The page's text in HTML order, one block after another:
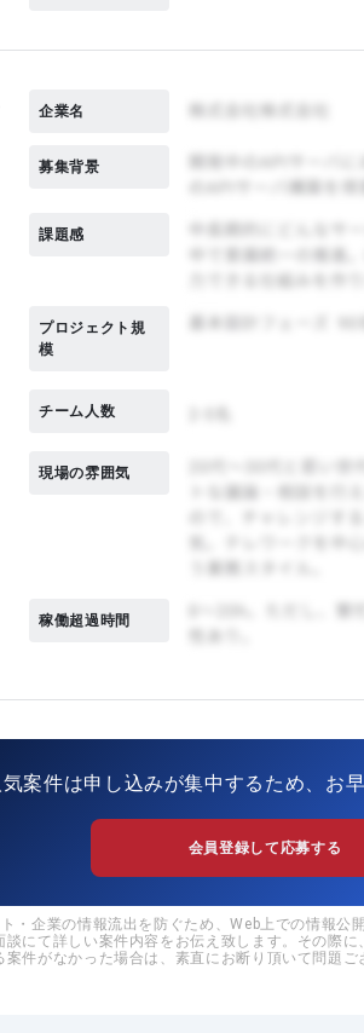
企業名
募集背景
課題感
プロジェクト規
模
チーム人数
現場の雰囲気
稼働超過時間
気案件は申し込みが集中するため、お
会員登録して応募する
・企業の情報流出を防ぐため、Web上での情報
談にて詳しい案件内容をお伝え致します。その際
案件がなかった場合は、素直にお断り頂いて問題ご